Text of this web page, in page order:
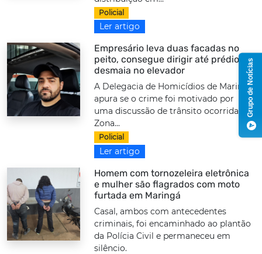
Policial
Ler artigo
Empresário leva duas facadas no
peito, consegue dirigir até prédio e
desmaia no elevador
A Delegacia de Homicídios de Maringá
apura se o crime foi motivado por
uma discussão de trânsito ocorrida na
Zona...
Policial
Ler artigo
Homem com tornozeleira eletrônica
e mulher são flagrados com moto
furtada em Maringá
Casal, ambos com antecedentes
criminais, foi encaminhado ao plantão
da Polícia Civil e permaneceu em
silêncio.
Grupo de Notícias